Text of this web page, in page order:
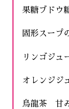
果糖ブドウ
固形スー
リンゴジ
オレンジジ
烏龍茶 甘